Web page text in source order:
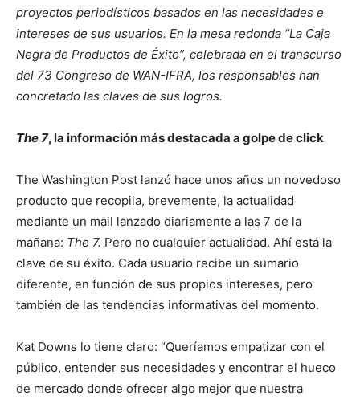
proyectos periodísticos basados en las necesidades e
intereses de sus usuarios. En la mesa redonda “La Caja
Negra de Productos de Éxito”, celebrada en el transcurso
del 73 Congreso de WAN-IFRA, los responsables han
concretado las claves de sus logros.
The 7, la información más destacada a golpe de click
The Washington Post lanzó hace unos años un novedoso
producto que recopila, brevemente, la actualidad
mediante un mail lanzado diariamente a las 7 de la
mañana: The 7. Pero no cualquier actualidad. Ahí está la
clave de su éxito. Cada usuario recibe un sumario
diferente, en función de sus propios intereses, pero
también de las tendencias informativas del momento.
Kat Downs lo tiene claro: “Queríamos empatizar con el
público, entender sus necesidades y encontrar el hueco
de mercado donde ofrecer algo mejor que nuestra